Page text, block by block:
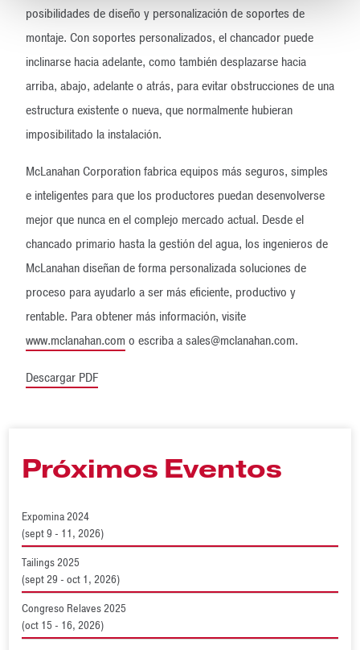
posibilidades de diseño y personalización de soportes de
montaje. Con soportes personalizados, el chancador puede
inclinarse hacia adelante, como también desplazarse hacia
arriba, abajo, adelante o atrás, para evitar obstrucciones de una
estructura existente o nueva, que normalmente hubieran
imposibilitado la instalación.
McLanahan Corporation fabrica equipos más seguros, simples
e inteligentes para que los productores puedan desenvolverse
mejor que nunca en el complejo mercado actual. Desde el
chancado primario hasta la gestión del agua, los ingenieros de
McLanahan diseñan de forma personalizada soluciones de
proceso para ayudarlo a ser más eficiente, productivo y
rentable. Para obtener más información, visite
www.mclanahan.com o escriba a sales@mclanahan.com.
Descargar PDF
Próximos Eventos
Expomina 2024
(sept 9 - 11, 2026)
Tailings 2025
(sept 29 - oct 1, 2026)
Congreso Relaves 2025
(oct 15 - 16, 2026)